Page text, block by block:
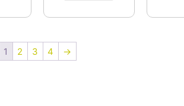
1 2 3 4 →